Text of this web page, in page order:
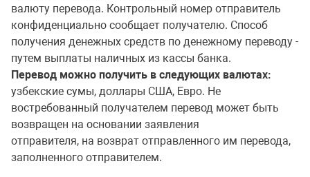
валюту перевода. Контрольный номер отправитель
конфиденциально сообщает получателю. Способ
получения денежных средств по денежному переводу -
путем выплаты наличных из кассы банка.
Перевод можно получить в следующих валютах:
узбекские сумы, доллары США, Евро. Не
востребованный получателем перевод может быть
возвращен на основании заявления
отправителя, на возврат отправленного им перевода,
заполненного отправителем.